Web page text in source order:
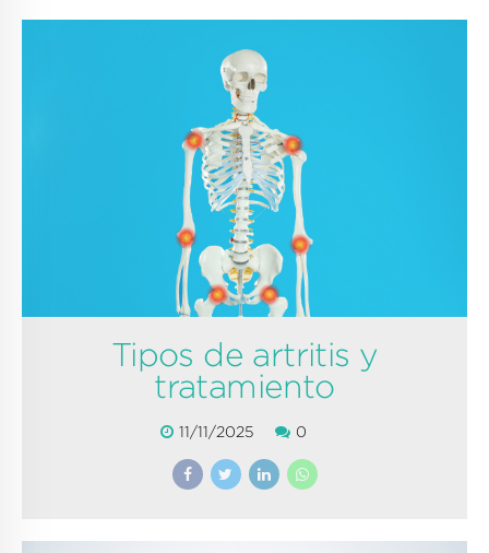
11/11/2025 0
Tipos de artritis y
tratamiento